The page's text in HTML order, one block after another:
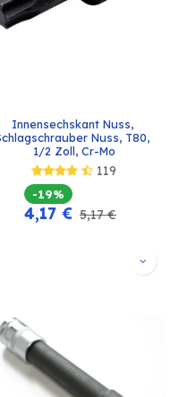
Innensechskant Nuss,
Nuss, T80,
1/2 Zoll, Cr-Mo
119
-19%
4,17 € 5,17€